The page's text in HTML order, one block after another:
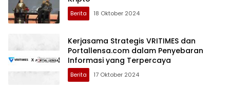
Berita 18 Oktober 2024
Kerjasama Strategis VRITIMES dan
Portallensa.com dalam Penyebaran
Informasi yang Terpercaya
Berita 17 Oktober 2024